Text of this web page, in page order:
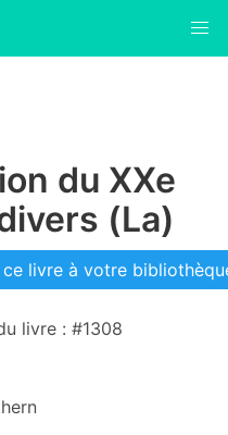
du XXe
(La)
livre à votre
livre : #1308